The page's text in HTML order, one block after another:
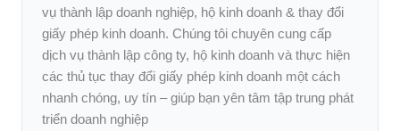
vụ thành lập doanh nghiệp, hộ kinh doanh & thay đổi
giấy phép kinh doanh. Chúng tôi chuyên cung cấp
dịch vụ thành lập công ty, hộ kinh doanh và thực hiện
các thủ tục thay đổi giấy phép kinh doanh một cách
nhanh chóng, uy tín – giúp bạn yên tâm tập trung phát
triển doanh nghiệp